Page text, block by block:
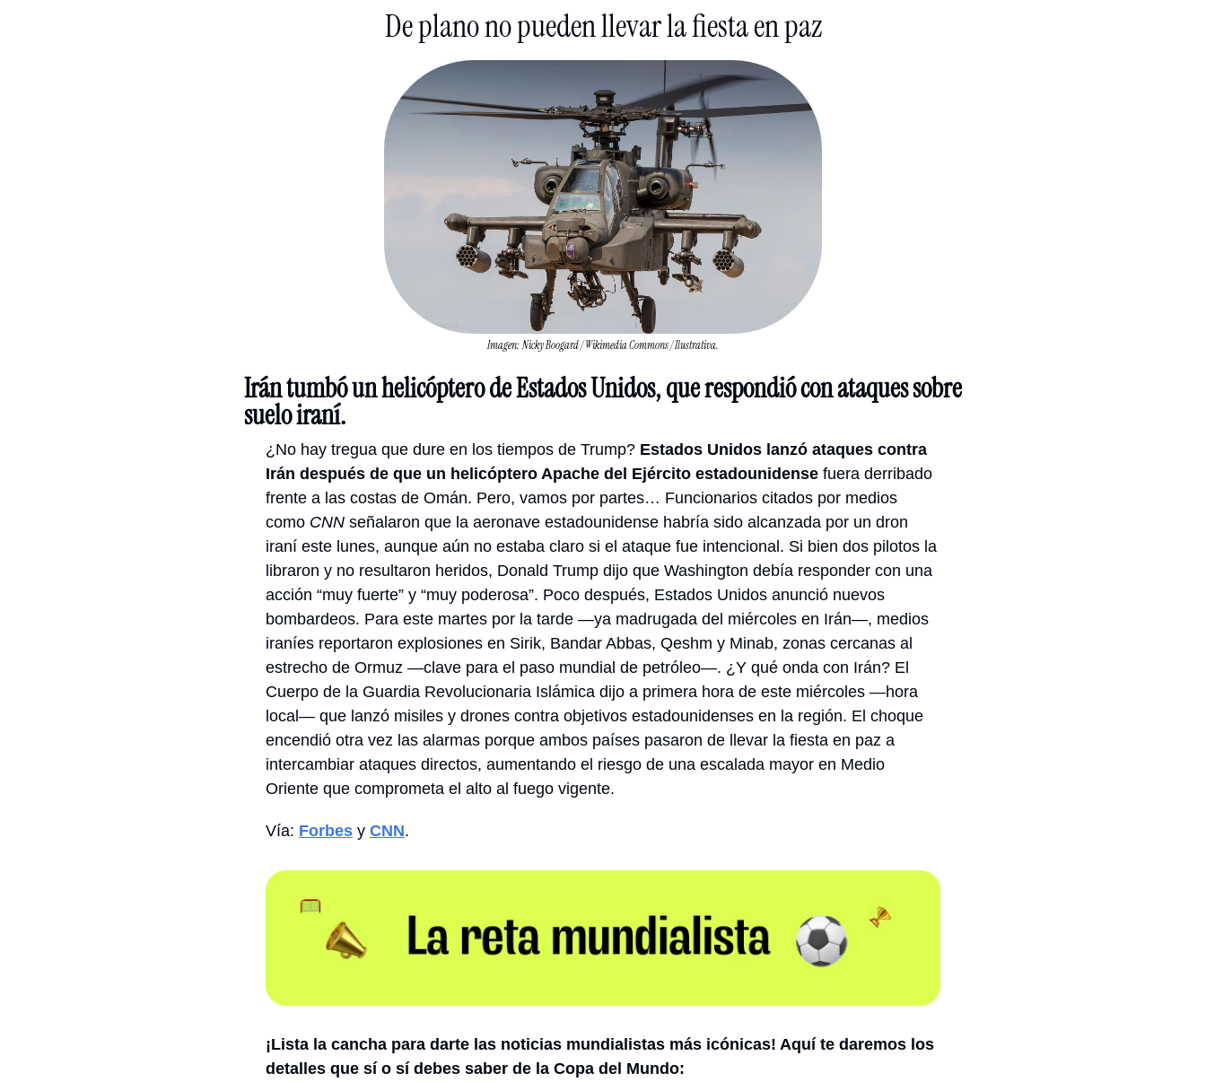
De plano no pueden llevar la fiesta en paz
Imagen: Nicky Boogard / Wikimedia Commons / Ilustrativa.
Irán tumbó un helicóptero de Estados Unidos, que respondió con ataques sobre
suelo iraní.
¿No hay tregua que dure en los tiempos de Trump? Estados Unidos lanzó ataques contra
Irán después de que un helicóptero Apache del Ejército estadounidense fuera derribado
frente a las costas de Omán. Pero, vamos por partes… Funcionarios citados por medios
como CNN señalaron que la aeronave estadounidense habría sido alcanzada por un dron
iraní este lunes, aunque aún no estaba claro si el ataque fue intencional. Si bien dos pilotos la
libraron y no resultaron heridos, Donald Trump dijo que Washington debía responder con una
acción “muy fuerte” y “muy poderosa”. Poco después, Estados Unidos anunció nuevos
bombardeos. Para este martes por la tarde —ya madrugada del miércoles en Irán—, medios
iraníes reportaron explosiones en Sirik, Bandar Abbas, Qeshm y Minab, zonas cercanas al
estrecho de Ormuz —clave para el paso mundial de petróleo—. ¿Y qué onda con Irán? El
Cuerpo de la Guardia Revolucionaria Islámica dijo a primera hora de este miércoles —hora
local— que lanzó misiles y drones contra objetivos estadounidenses en la región. El choque
encendió otra vez las alarmas porque ambos países pasaron de llevar la fiesta en paz a
intercambiar ataques directos, aumentando el riesgo de una escalada mayor en Medio
Oriente que comprometa el alto al fuego vigente.
Vía: Forbes y CNN.
¡Lista la cancha para darte las noticias mundialistas más icónicas! Aquí te daremos los
detalles que sí o sí debes saber de la Copa del Mundo: